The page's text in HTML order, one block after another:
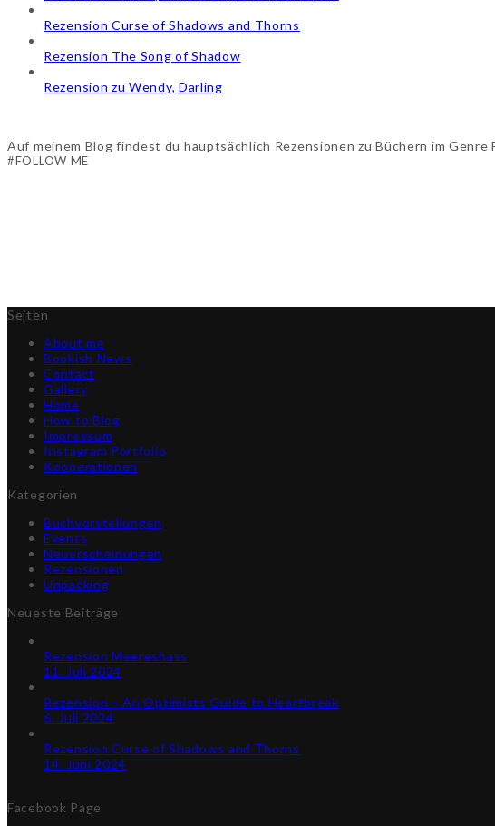
Rezension Curse of Shadows and Thorns
Rezension The Song of Shadow
Rezension zu Wendy, Darling
Auf meinem Blog findest du hauptsächlich Rezensionen zu Büchern im
#FOLLOW ME
Seiten
About me
Bookish News
Contact
Gallery
Home
How to Blog
Impressum
Instagram Portfolio
Kooperationen
Kategorien
Buchvorstellungen
Events
Neuerscheinungen
Rezensionen
Unpacking
Neueste Beiträge
Rezension Meereshass
11. Juli 2024
Rezension – An Optimists Guide to Heartbreak
6. Juli 2024
Rezension Curse of Shadows and Thorns
14. Juni 2024
Facebook Page